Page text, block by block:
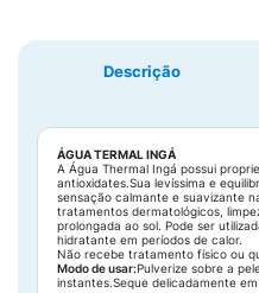
Descrição
ÁGUA TERMAL INGÁ
A Água Thermal Ingá possui
antioxidates.Sua levíssima e
sensação calmante e suavizante
tratamentos dermatológicos,
prolongada ao sol. Pode ser
hidratante em períodos de calor.
Não recebe tratamento físico ou
Modo de usar:Pulverize sobre a
instantes.Seque delicadamente em